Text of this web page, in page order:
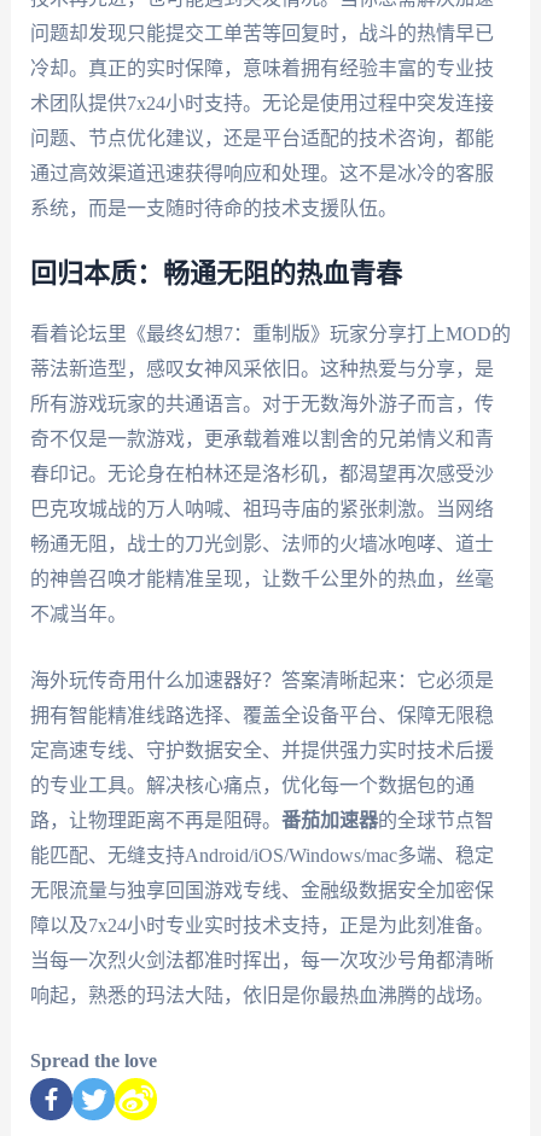
问题却发现只能提交工单苦等回复时，战斗的热情早已
冷却。真正的实时保障，意味着拥有经验丰富的专业技
术团队提供7x24小时支持。无论是使用过程中突发连接
问题、节点优化建议，还是平台适配的技术咨询，都能
通过高效渠道迅速获得响应和处理。这不是冰冷的客服
系统，而是一支随时待命的技术支援队伍。
回归本质：畅通无阻的热血青春
看着论坛里《最终幻想7：重制版》玩家分享打上MOD的
蒂法新造型，感叹女神风采依旧。这种热爱与分享，是
所有游戏玩家的共通语言。对于无数海外游子而言，传
奇不仅是一款游戏，更承载着难以割舍的兄弟情义和青
春印记。无论身在柏林还是洛杉矶，都渴望再次感受沙
巴克攻城战的万人呐喊、祖玛寺庙的紧张刺激。当网络
畅通无阻，战士的刀光剑影、法师的火墙冰咆哮、道士
的神兽召唤才能精准呈现，让数千公里外的热血，丝毫
不减当年。
海外玩传奇用什么加速器好？答案清晰起来：它必须是
拥有智能精准线路选择、覆盖全设备平台、保障无限稳
定高速专线、守护数据安全、并提供强力实时技术后援
的专业工具。解决核心痛点，优化每一个数据包的通
路，让物理距离不再是阻碍。 番茄加速器的全球节点智
能匹配、无缝支持Android/iOS/Windows/mac多端、稳定
无限流量与独享回国游戏专线、金融级数据安全加密保
障以及7x24小时专业实时技术支持，正是为此刻准备。
当每一次烈火剑法都准时挥出，每一次攻沙号角都清晰
响起，熟悉的玛法大陆，依旧是你最热血沸腾的战场。
Spread the love